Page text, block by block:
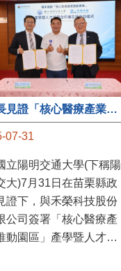
縣長見證「核心醫療產業推動園區」產學合作簽約儀式
07-31
陽明交通大學(下稱陽
大)7月31日在苗栗縣政
證下，與禾榮科技股份
公司簽署「核心醫療產
動園區」產學暨人才培